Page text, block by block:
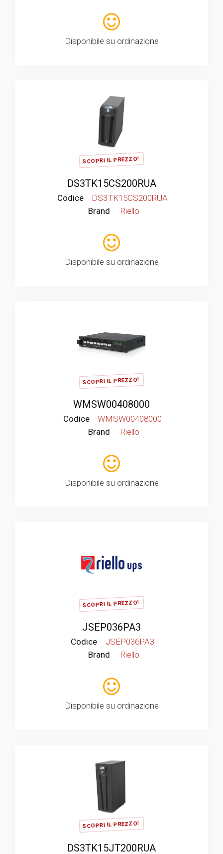
Disponibile su ordinazione
SCOPRI IL PREZZO!
DS3TK15CS200RUA
Codice
DS3TK15CS200RUA
Brand
Riello
Disponibile su ordinazione
SCOPRI IL PREZZO!
WMSW00408000
Codice
WMSW00408000
Brand
Riello
Disponibile su ordinazione
SCOPRI IL PREZZO!
JSEP036PA3
Codice
JSEP036PA3
Brand
Riello
Disponibile su ordinazione
SCOPRI IL PREZZO!
DS3TK15JT200RUA